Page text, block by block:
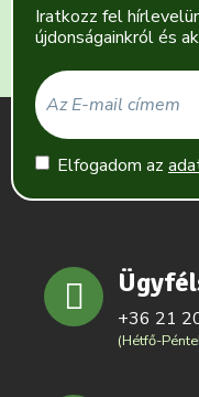
Iratkozz fel
újdonságainkról és
Elfogadom az
+36 21
(Hétfő-